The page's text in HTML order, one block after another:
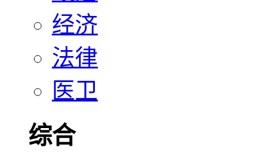
经济
法律
医卫
综合